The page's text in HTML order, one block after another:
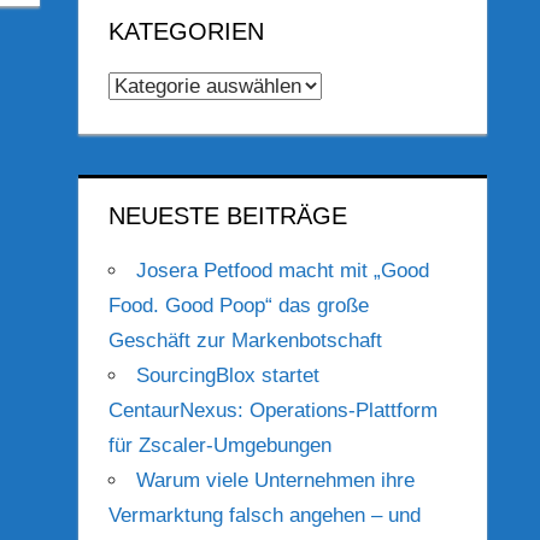
KATEGORIEN
Kategorien
NEUESTE BEITRÄGE
Josera Petfood macht mit „Good
Food. Good Poop“ das große
Geschäft zur Markenbotschaft
SourcingBlox startet
CentaurNexus: Operations-Plattform
für Zscaler-Umgebungen
Warum viele Unternehmen ihre
Vermarktung falsch angehen – und